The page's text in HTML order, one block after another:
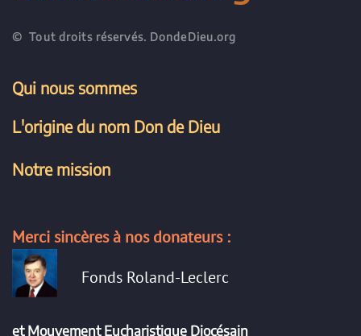
© Tout droits réservés. DondeDieu.org
Qui nous sommes
L'origine du nom Don de Dieu
Notre mission
Merci sincères à nos donateurs :
Fonds Roland-Leclerc
et Mouvement Eucharistique Diocésain